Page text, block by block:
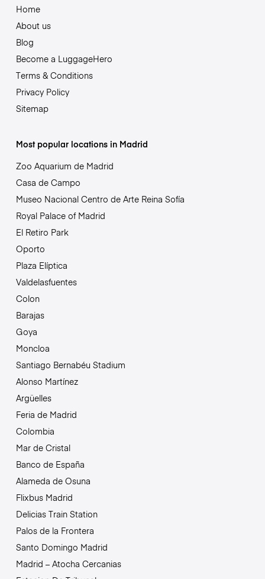
Home
About us
Blog
Become a LuggageHero
Terms & Conditions
Privacy Policy
Sitemap
Most popular locations in Madrid
Zoo Aquarium de Madrid
Casa de Campo
Museo Nacional Centro de Arte Reina Sofía
Royal Palace of Madrid
El Retiro Park
Oporto
Plaza Elíptica
Valdelasfuentes
Colon
Barajas
Goya
Moncloa
Santiago Bernabéu Stadium
Alonso Martínez
Argüelles
Feria de Madrid
Colombia
Mar de Cristal
Banco de España
Alameda de Osuna
Flixbus Madrid
Delicias Train Station
Palos de la Frontera
Santo Domingo Madrid
Madrid – Atocha Cercanias